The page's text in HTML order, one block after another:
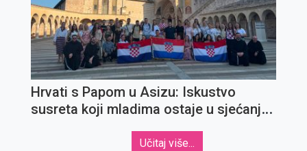
Hrvati s Papom u Asizu: Iskustvo
susreta koji mladima ostaje u sjećanju
Učitaj više...